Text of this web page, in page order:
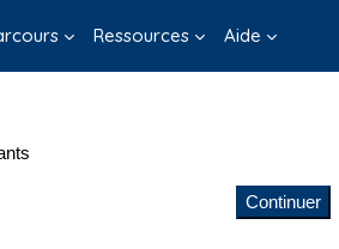
Ressources Aide
Continuer